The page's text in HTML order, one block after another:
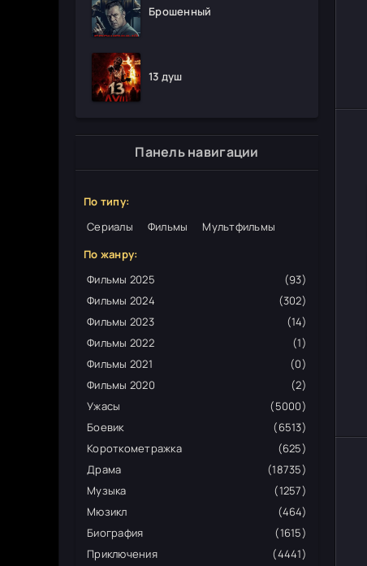
Брошенный
13 душ
Панель навигации
По типу:
Сериалы
Фильмы
Мультфильмы
По жанру:
Фильмы 2025
(93)
Фильмы 2024
(302)
Фильмы 2023
(14)
Фильмы 2022
(1)
Фильмы 2021
(0)
Фильмы 2020
(2)
Ужасы
(5000)
Боевик
(6513)
Короткометражка
(625)
Драма
(18735)
Музыка
(1257)
Мюзикл
(464)
Биография
(1615)
Приключения
(4441)